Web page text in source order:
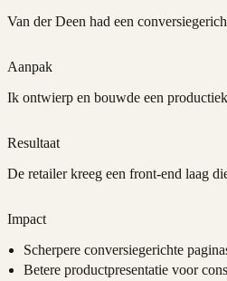
Van der Deen had een
Aanpak
Ik ontwierp en bouwde een
Resultaat
De retailer kreeg een front-end laag
Impact
Scherpere conversiegerichte
Betere productpresentatie voor